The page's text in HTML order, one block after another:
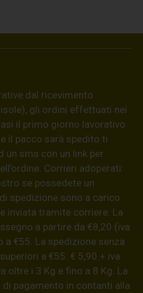
dal ricevimento
isole), gli ordini effettuati nei
il primo giorno lavorativo
il pacco sarà spedito ti
un sms con un link per
Corrieri adoperati:
se possedete un
spedizione sono a carico
inviata tramite corriere. La
a partire da €8,20 (iva
€55. La spedizione senza
a €55: € 5,90 + iva
oltre i 3 Kg e fino a 8 Kg. La
pagamento in contanti alla